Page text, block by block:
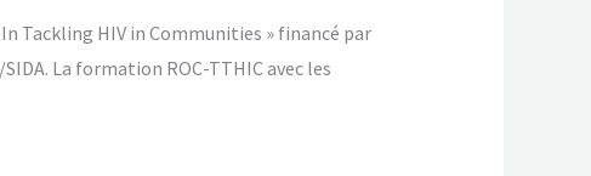
Tackling HIV in Communities » financé par
La formation ROC-TTHIC avec les